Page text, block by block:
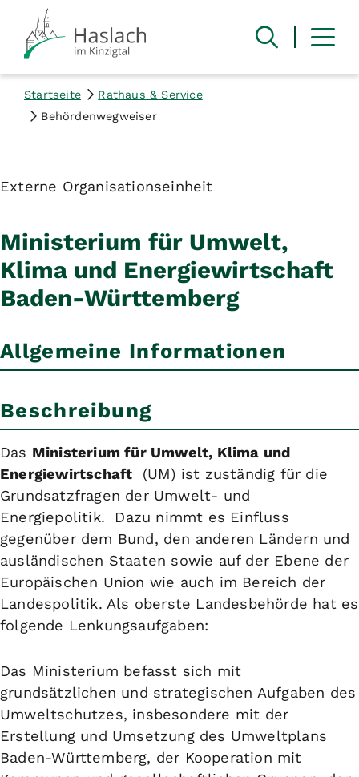
Startseite
Rathaus & Service
Behördenwegweiser
Externe Organisationseinheit
Ministerium für Umwelt,
Klima und Energiewirtschaft
Baden-Württemberg
Allgemeine Informationen
Beschreibung
Das Ministerium für Umwelt, Klima und
Energiewirtschaft (UM) ist zuständig für die
Grundsatzfragen der Umwelt- und
Energiepolitik. Dazu nimmt es Einfluss
gegenüber dem Bund, den anderen Ländern und
ausländischen Staaten sowie auf der Ebene der
Europäischen Union wie auch im Bereich der
Landespolitik. Als oberste Landesbehörde hat es
folgende Lenkungsaufgaben:
Das Ministerium befasst sich mit
grundsätzlichen und strategischen Aufgaben des
Umweltschutzes, insbesondere mit der
Erstellung und Umsetzung des Umweltplans
Baden-Württemberg, der Kooperation mit